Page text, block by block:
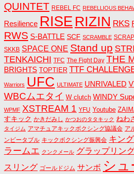
QUINTET REBEL FC REBELLIOUS
Resilience RISE RIZIN RKS
RWS S-BATTLE SCF SCRAMBLE
SKKB SPACE ONE Stand up
TENKAICHI TFC The Fight Day THE
BRIGHTS TOPTIER TTF
Warriors UFC ULTIMATE UNRIVALED
WBCムエタイ W clutch WINDY
WPMF XSTREAM 1 YFU Youtube
すキック かきだみし かつおのタタキック ねわ
タイジム アマチュアキックボクシング協議会 ア
ンビータブル キックボクシング振興会 キン
ラームエ クンクメール グラップリン
スリング ゴールドジム サンボ シ